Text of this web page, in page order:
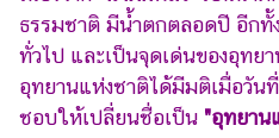
ธรรมชาติ มีน้ำตกตลอดปี อีกทั้
ทั่วไป และเป็นจุดเด่นของอุทย
อุทยานแห่งชาติได้มีมติเมื่อวัน
ชอบให้เปลี่ยนชื่อเป็น "อุทยาน